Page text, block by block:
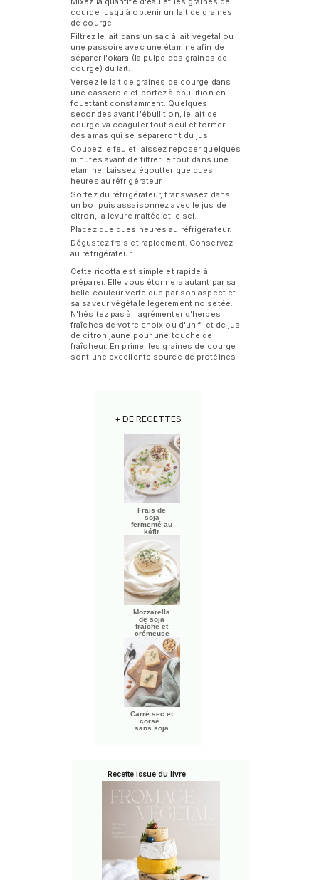
courge jusqu'à obtenir un lait de graines
de courge.
Filtrez le lait dans un sac à lait végétal ou
une passoire avec une étamine afin de
séparer l'okara (la pulpe des graines de
courge) du lait.
Versez le lait de graines de courge dans
une casserole et portez à ébullition en
fouettant constamment. Quelques
secondes avant l'ébullition, le lait de
courge va coaguler tout seul et former
des amas qui se sépareront du jus.
Coupez le feu et laissez reposer quelques
minutes avant de filtrer le tout dans une
étamine. Laissez égoutter quelques
heures au réfrigérateur.
Sortez du réfrigérateur, transvasez dans
un bol puis assaisonnez avec le jus de
citron, la levure maltée et le sel.
Placez quelques heures au réfrigérateur.
Dégustez frais et rapidement. Conservez
au réfrigérateur.
Cette ricotta est simple et rapide à
préparer. Elle vous étonnera autant par sa
belle couleur verte que par son aspect et
sa saveur végétale légèrement noisetée.
N'hésitez pas à l'agrémenter d'herbes
fraîches de votre choix ou d'un filet de jus
de citron jaune pour une touche de
fraîcheur. En prime, les graines de courge
sont une excellente source de protéines !
+ DE RECETTES
Frais de
soja
fermenté au
kéfir
Mozzarella
de soja
fraîche et
crémeuse
Carré sec et
corsé
sans soja
Recette issue du livre